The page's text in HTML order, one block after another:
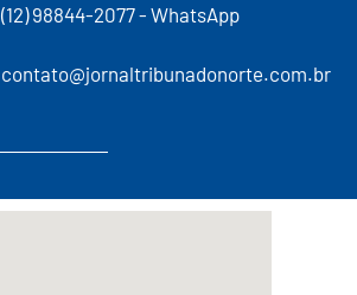
(12) 98844-2077 - WhatsApp
contato@jornaltribunadonorte.com.br